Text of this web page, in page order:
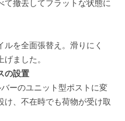
て撤去してフラットな状態に
を全面張替え。滑りにく
ました。
の設置
ーのユニット型ポストに変
け、不在時でも荷物が受け取